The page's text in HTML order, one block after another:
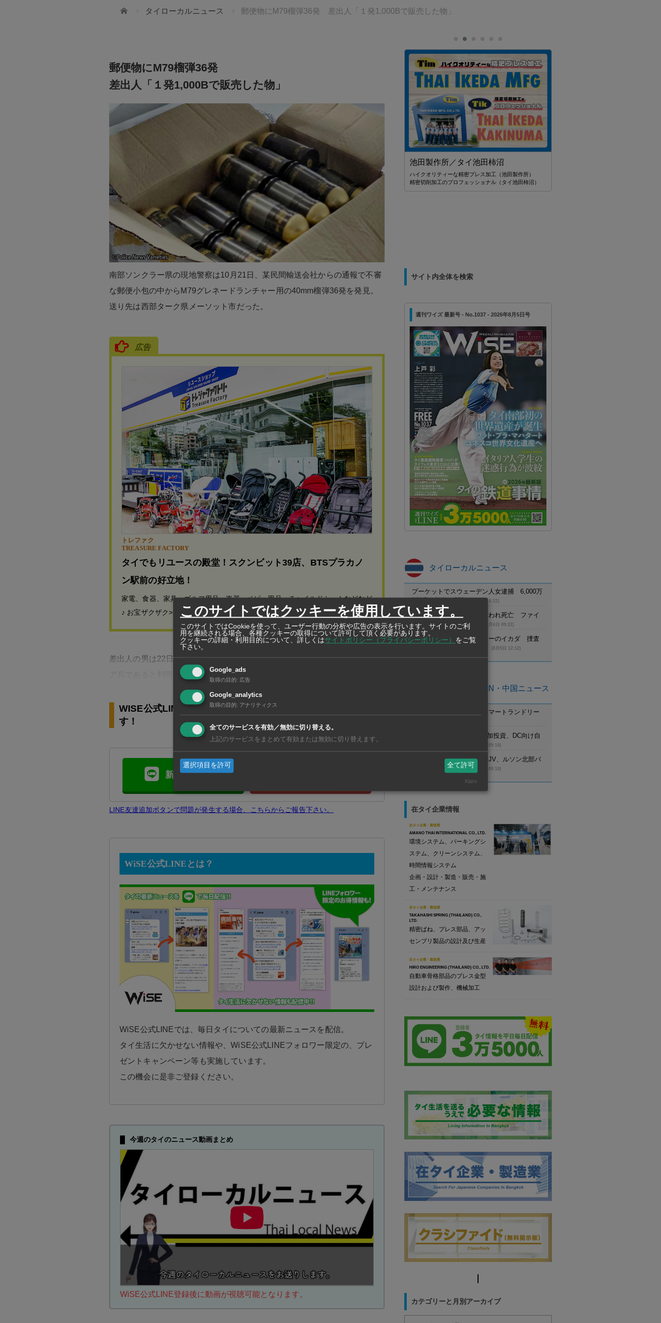
ホーム タイローカルニュース 郵便物にM79榴弾36発 差出人「１発1,000Bで販売した物」
郵便物にM79榴弾36発
差出人「１発1,000Bで販売した物」
南部ソンクラー県の現地警察は10月21日、某民間輸送会社からの通報で不審
な郵便小包の中からM79グレネードランチャー用の40mm榴弾36発を発見。
送り先は西部ターク県メーソット市だった。
広告
トレファク
TREASURE FACTORY
タイでもリユースの殿堂！スクンビット39店、BTSプラカノ
ン駅前の好立地！
家電、食器、家具、ゴルフ用品、楽器、ベビー用品、チャイルドシートなどなど
♪ お宝ザクザク>>>
差出人の男は22日に南部パッタニー県で拘束され、男は深南部のボランティ
ア兵であると判明。
WISE公式LINEの友だち登録で、記事の続きをご覧になれま
す！
新規友達追加
LINE友達追加ボタンで問題が発生する場合、こちらからご報告下さい。
WiSE公式LINEとは？
WiSE公式LINEでは、毎日タイについての最新ニュースを配信。
タイ生活に欠かせない情報や、WiSE公式LINEフォロワー限定の、プレ
ゼントキャンペーン等も実施しています。
この機会に是非ご登録ください。
今週のタイのニュース動画まとめ
WiSE公式LINE登録後に動画が視聴可能となります。
JTBタイランド✨2027年の始まりを、
幻想的なチェンマイで迎えませんか。
無数のランタンと華やかな花火が夜空を彩る、感動の
「コムローイ・カウントダウン2027」🎆 JTBタイランド
では、12月30日発3泊4日入場券付きパッケージツアーを
ご用意しました。 ✈️航空券＋ホテル＋イベント入場券＋
送迎付き 🇯🇵安心の日本語ガイドサポート付き 💫
28,900バーツ〜
スターツ タイランド
世界21ヶ国34拠点 海外不動産のリーディングカンパ
ニー スターツ
池田製作所／タイ池田柿沼
ハイクオリティーな精密プレス加工（池田製作所）
精密切削加工のプロフェッショナル（タイ池田柿沼）
サイト内全体を検索
週刊ワイズ 最新号 - No.1037 - 2026年8月5日号
タイローカルニュース
プーケットでスウェーデン人女逮捕 6,000万
(8月6日 16:22)
保護区職員が野生トラに襲われ死亡 ファイ
カケン野生生物保護区で
(8月6日 09:22)
クウェー川で麻薬パーティーのイカダ 捜査
(8月5日 12:12)
亜州ASEAN・中国ニュース
【ベトナム】ニイヌマ、スマートランドリー
【ベトナム】ミスミGが追加投資、DC向け自
(8月6日 09:18)
【フィリピン】日本工営のJV、ルソン北部バ
イパス道の設計受注 (8月6日 09:18)
在タイ企業情報
在タイ企業・製造業
AMANO THAI INTERNATIONAL CO., LTD.
環境システム、パーキングシ
ステム、クリーンシステム、
時間情報システム
企画・設計・製造・販売・施
工・メンテナンス
在タイ企業・製造業
TAKAHASHI SPRING (THAILAND) CO.,
LTD.
精密ばね、プレス部品、アッ
センブリ製品の設計及び生産
在タイ企業・製造業
HIRO ENGINEERING (THAILAND) CO., LTD.
自動車骨格部品のプレス金型
設計および製作、機械加工
カテゴリーと月別アーカイブ
このサイトではクッキーを使用しています。
このサイトではCookieを使って、ユーザー行動の分析や広告の表示を行います。サイトのご利
用を継続される場合、各種クッキーの取得について許可して頂く必要があります。
クッキーの詳細・利用目的について、詳しくはサイトポリシー（プライバシーポリシー） をご覧
下さい。
Google_ads
取得の目的: 広告
Google_analytics
取得の目的: アナリティクス
全てのサービスを有効／無効に切り替える。
上記のサービスをまとめて有効または無効に切り替えます。
選択項目を許可 全て許可
Klaro